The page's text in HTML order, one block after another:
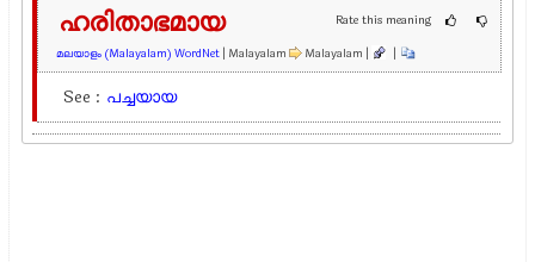
Rate this meaning
ഹരിതാഭമായ
മലയാളം (Malayalam) WordNet | Malayalam Malayalam | |
See : പച്ചയായ